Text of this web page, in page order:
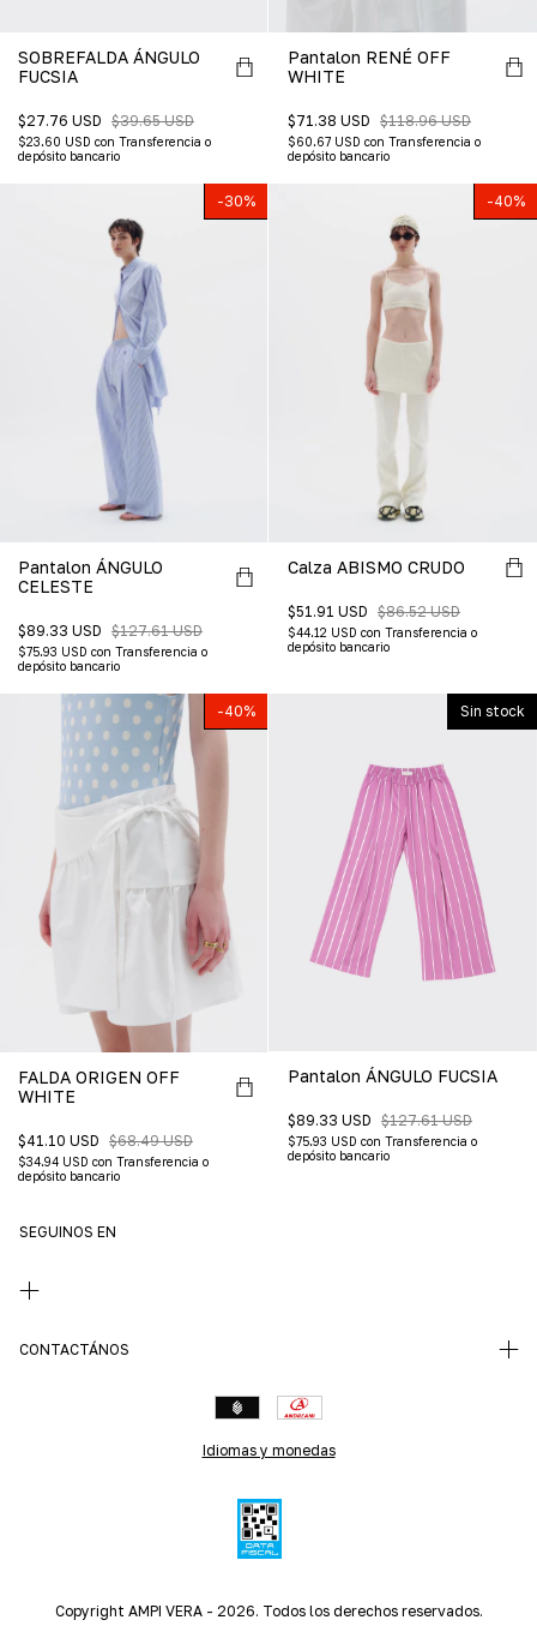
SOBREFALDA ÁNGULO
FUCSIA
$27.76 USD $39.65 USD
$23.60 USD con Transferencia o
depósito bancario
Pantalon RENÉ OFF
WHITE
$71.38 USD $118.96 USD
$60.67 USD con Transferencia o
depósito bancario
-30%
Pantalon ÁNGULO
CELESTE
$89.33 USD $127.61 USD
$75.93 USD con Transferencia o
depósito bancario
-40%
Calza ABISMO CRUDO
$51.91 USD $86.52 USD
$44.12 USD con Transferencia o
depósito bancario
-40%
FALDA ORIGEN OFF
WHITE
$41.10 USD $68.49 USD
$34.94 USD con Transferencia o
depósito bancario
Sin stock
Pantalon ÁNGULO FUCSIA
$89.33 USD $127.61 USD
$75.93 USD con Transferencia o
depósito bancario
SEGUINOS EN
CONTACTÁNOS
Idiomas y monedas
Copyright AMPI VERA - 2026. Todos los derechos reservados.